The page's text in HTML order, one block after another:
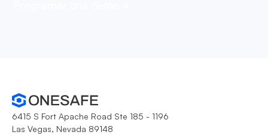
6415 S Fort Apache Road Ste 185 - 1196
Las Vegas, Nevada 89148